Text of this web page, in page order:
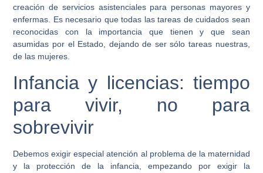
creación de servicios asistenciales para personas mayores y
enfermas. Es necesario que todas las tareas de cuidados sean
reconocidas con la importancia que tienen y que sean
asumidas por el Estado, dejando de ser sólo tareas nuestras,
de las mujeres.
Infancia y licencias: tiempo
para vivir, no para
sobrevivir
Debemos exigir especial atención al problema de la maternidad
y la protección de la infancia, empezando por exigir la